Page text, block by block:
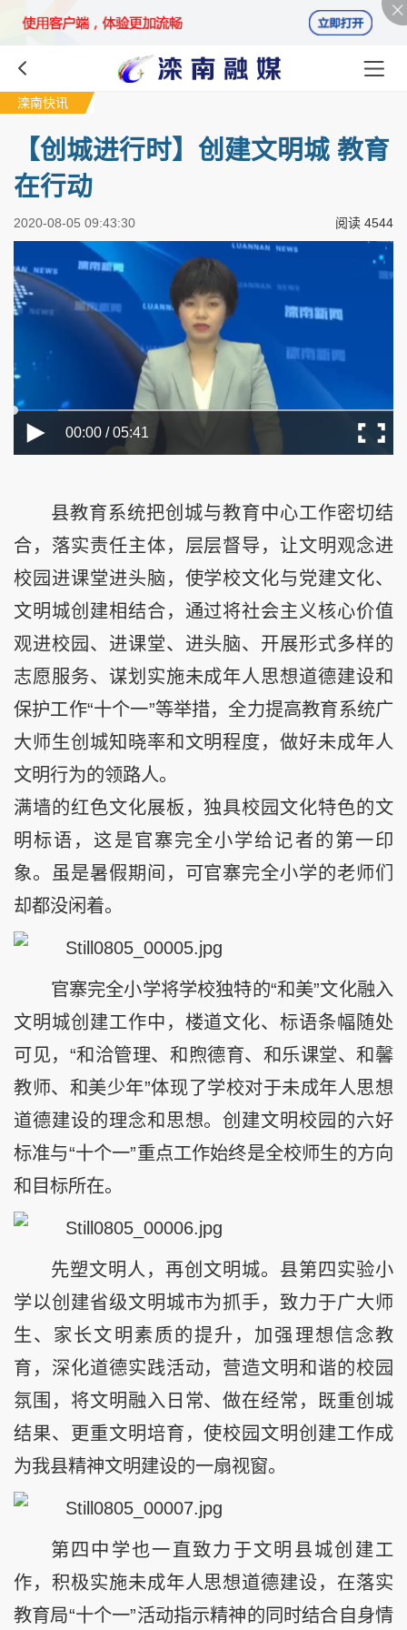
滦南快讯
【创城进行时】创建文明城 教育
在行动
2020-08-05 09:43:30 阅读 4544
00:00 / 05:41
县教育系统把创城与教育中心工作密切结
合，落实责任主体，层层督导，让文明观念进
校园进课堂进头脑，使学校文化与党建文化、
文明城创建相结合，通过将社会主义核心价值
观进校园、进课堂、进头脑、开展形式多样的
志愿服务、谋划实施未成年人思想道德建设和
保护工作“十个一”等举措，全力提高教育系统广
大师生创城知晓率和文明程度，做好未成年人
文明行为的领路人。
满墙的红色文化展板，独具校园文化特色的文
明标语，这是官寨完全小学给记者的第一印
象。虽是暑假期间，可官寨完全小学的老师们
却都没闲着。
官寨完全小学将学校独特的“和美”文化融入
文明城创建工作中，楼道文化、标语条幅随处
可见，“和洽管理、和煦德育、和乐课堂、和馨
教师、和美少年”体现了学校对于未成年人思想
道德建设的理念和思想。创建文明校园的六好
标准与“十个一”重点工作始终是全校师生的方向
和目标所在。
先塑文明人，再创文明城。县第四实验小
学以创建省级文明城市为抓手，致力于广大师
生、家长文明素质的提升，加强理想信念教
育，深化道德实践活动，营造文明和谐的校园
氛围，将文明融入日常、做在经常，既重创城
结果、更重文明培育，使校园文明创建工作成
为我县精神文明建设的一扇视窗。
第四中学也一直致力于文明县城创建工
作，积极实施未成年人思想道德建设，在落实
教育局“十个一”活动指示精神的同时结合自身情